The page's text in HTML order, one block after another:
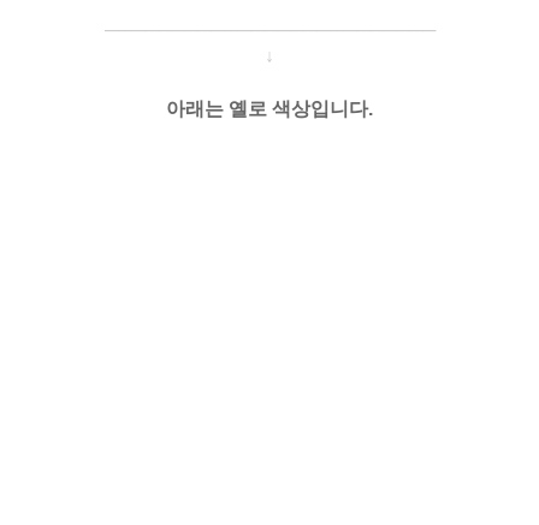
─────────────────────────
↓
아래는 옐로 색상입니다.